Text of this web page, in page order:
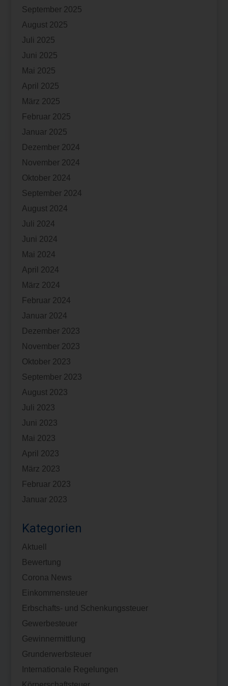
September 2025
August 2025
Juli 2025
Juni 2025
Mai 2025
April 2025
März 2025
Februar 2025
Januar 2025
Dezember 2024
November 2024
Oktober 2024
September 2024
August 2024
Juli 2024
Juni 2024
Mai 2024
April 2024
März 2024
Februar 2024
Januar 2024
Dezember 2023
November 2023
Oktober 2023
September 2023
August 2023
Juli 2023
Juni 2023
Mai 2023
April 2023
März 2023
Februar 2023
Januar 2023
Kategorien
Aktuell
Bewertung
Corona News
Einkommensteuer
Erbschafts- und Schenkungssteuer
Gewerbesteuer
Gewinnermittlung
Grunderwerbsteuer
Internationale Regelungen